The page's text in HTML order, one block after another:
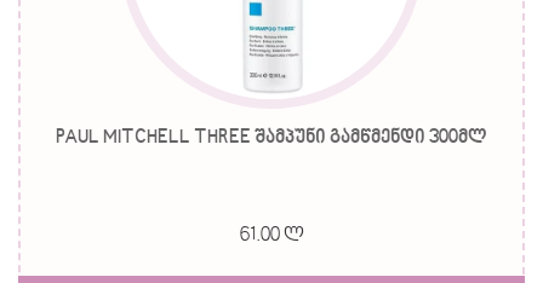
PAUL MITCHELL THREE შამპუნი გამწმენდი 300მლ
61.00 ლ